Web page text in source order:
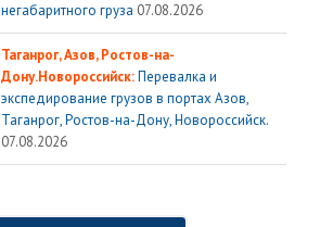
негабаритного груза 07.08.2026
Таганрог, Азов, Ростов-на-
Дону.Новороссийск:Перевалка и
экспедирование грузов в портах Азов,
Таганрог, Ростов-на-Дону, Новороссийск.
07.08.2026